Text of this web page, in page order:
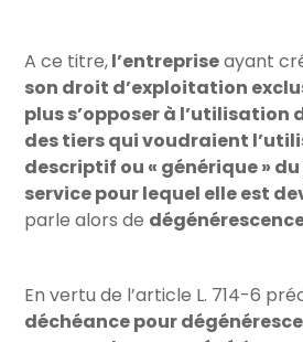
A ce titre,l’entrepriseayant
son droit d’exploitation
plus s’opposer à l’utilisation
des tiers qui voudraient
descriptif ou « générique »
service pour lequel elle est
parle alors de
En vertu de l’article L. 714-6
déchéance pour